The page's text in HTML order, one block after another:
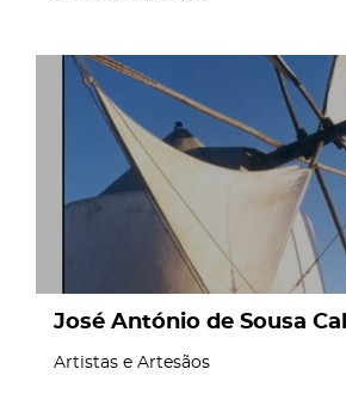
page
José António de Sousa
Artistas e Artesãos